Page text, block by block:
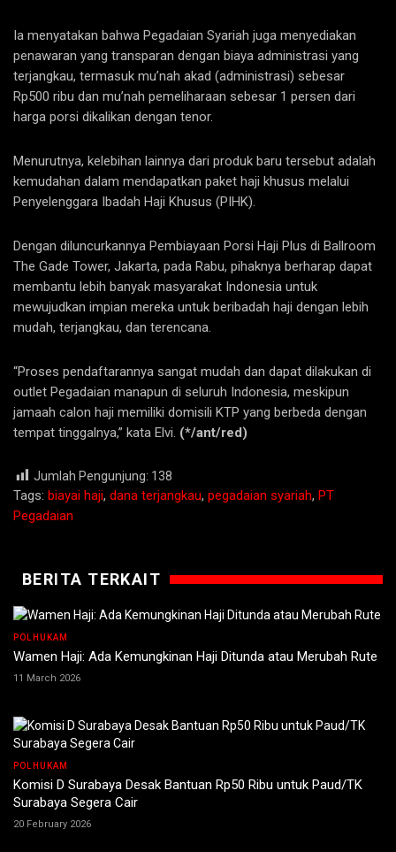
Ia menyatakan bahwa Pegadaian Syariah juga menyediakan
penawaran yang transparan dengan biaya administrasi yang
terjangkau, termasuk mu’nah akad (administrasi) sebesar
Rp500 ribu dan mu’nah pemeliharaan sebesar 1 persen dari
harga porsi dikalikan dengan tenor.
Menurutnya, kelebihan lainnya dari produk baru tersebut adalah
kemudahan dalam mendapatkan paket haji khusus melalui
Penyelenggara Ibadah Haji Khusus (PIHK).
Dengan diluncurkannya Pembiayaan Porsi Haji Plus di Ballroom
The Gade Tower, Jakarta, pada Rabu, pihaknya berharap dapat
membantu lebih banyak masyarakat Indonesia untuk
mewujudkan impian mereka untuk beribadah haji dengan lebih
mudah, terjangkau, dan terencana.
“Proses pendaftarannya sangat mudah dan dapat dilakukan di
outlet Pegadaian manapun di seluruh Indonesia, meskipun
jamaah calon haji memiliki domisili KTP yang berbeda dengan
tempat tinggalnya,” kata Elvi. (*/ant/red)
Jumlah Pengunjung: 138
Tags: biayai haji, dana terjangkau, pegadaian syariah, PT
Pegadaian
BERITA TERKAIT
POLHUKAM
Wamen Haji: Ada Kemungkinan Haji Ditunda atau Merubah Rute
11 March 2026
POLHUKAM
Komisi D Surabaya Desak Bantuan Rp50 Ribu untuk Paud/TK
Surabaya Segera Cair
20 February 2026